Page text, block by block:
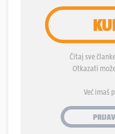
"Andrej Rubljov" (1966.),
"Ogledalo" (1974.) i
svoje filmove, osim dva
"Žrtvu", koje je snimio van
Zanimljiv je podatak da je
studentski film "Ubojice"
je po mojemu mišljenju
priča svjetske književnosti.